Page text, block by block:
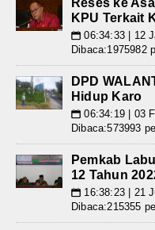
Reses ke
KPU Terkait
📅 06:34:33 | 12
Dibaca:1975982
DPD
Hidup Karo
📅 06:34:19 | 03
Dibaca:573993
Pemkab
12 Tahun
📅 16:38:23 | 21
Dibaca:215355